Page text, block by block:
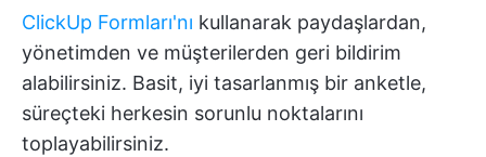
ClickUp Formları'nı kullanarak paydaşlardan,
yönetimden ve müşterilerden geri bildirim
alabilirsiniz. Basit, iyi tasarlanmış bir anketle,
süreçteki herkesin sorunlu noktalarını
toplayabilirsiniz.